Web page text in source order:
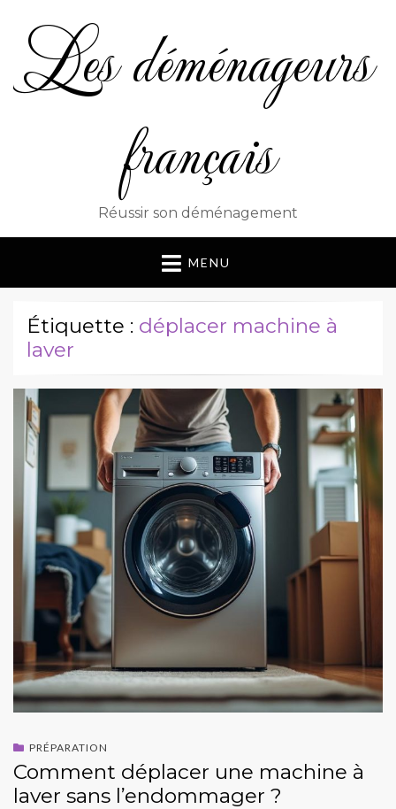
Les déménageurs
français
Réussir son déménagement
MENU
Étiquette : déplacer machine à
laver
PRÉPARATION
Comment déplacer une machine à
laver sans l’endommager ?